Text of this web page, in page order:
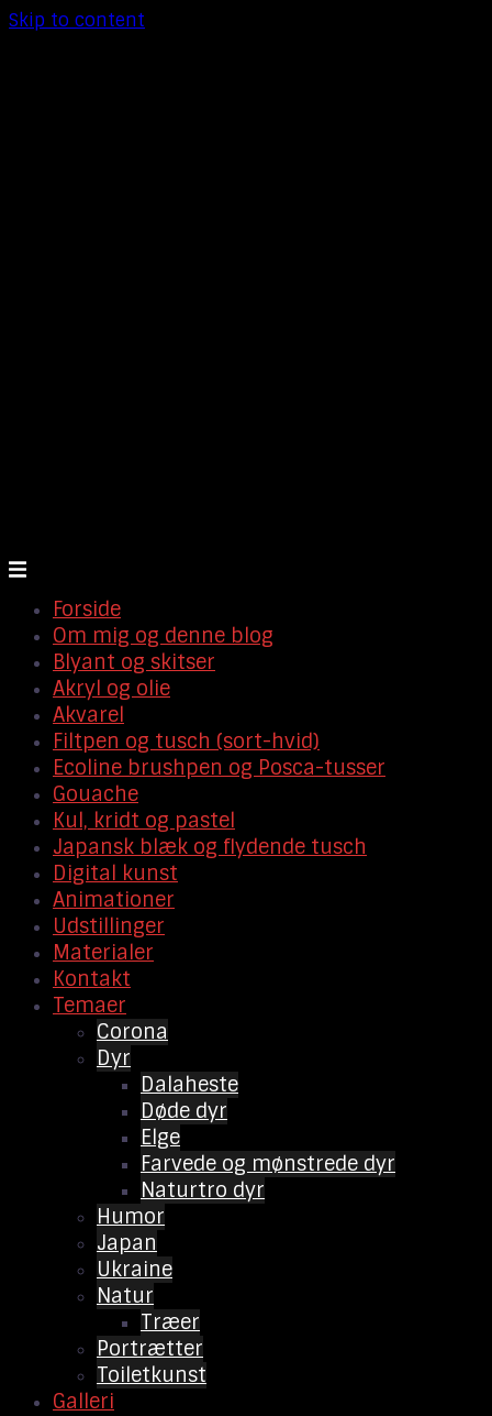
Skip to content
Forside
Om mig og denne blog
Blyant og skitser
Akryl og olie
Akvarel
Filtpen og tusch (sort-hvid)
Ecoline brushpen og Posca-tusser
Gouache
Kul, kridt og pastel
Japansk blæk og flydende tusch
Digital kunst
Animationer
Udstillinger
Materialer
Kontakt
Temaer
Corona
Dyr
Dalaheste
Døde dyr
Elge
Farvede og mønstrede dyr
Naturtro dyr
Humor
Japan
Ukraine
Natur
Træer
Portrætter
Toiletkunst
Galleri